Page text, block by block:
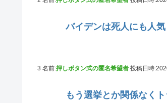
バイデンは死人にも人気
3 名前:押しボタン式の匿名希望者 投稿日時
もう選挙とか関係なく